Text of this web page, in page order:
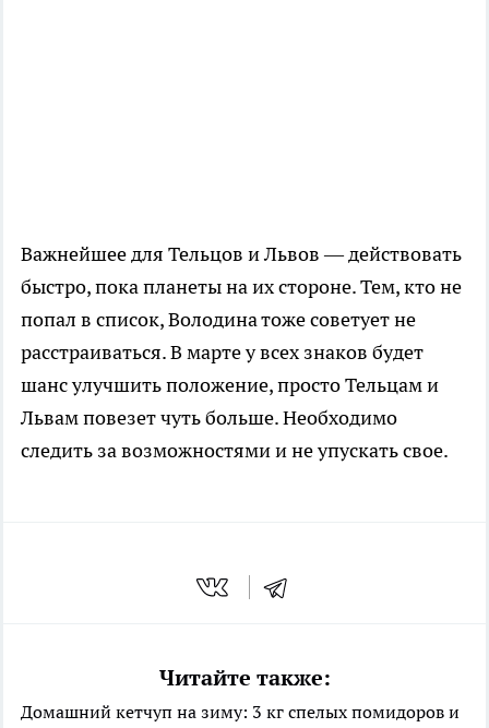
Важнейшее для Тельцов и Львов — действовать
быстро, пока планеты на их стороне. Тем, кто не
попал в список, Володина тоже советует не
расстраиваться. В марте у всех знаков будет
шанс улучшить положение, просто Тельцам и
Львам повезет чуть больше. Необходимо
следить за возможностями и не упускать свое.
Читайте также:
Домашний кетчуп на зиму: 3 кг спелых помидоров и